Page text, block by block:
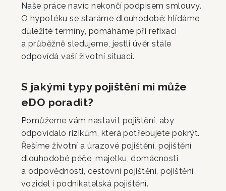
Naše práce navíc nekončí podpisem smlouvy.
O hypotéku se staráme dlouhodobě: hlídáme
důležité termíny, pomáháme při refixaci
a průběžně sledujeme, jestli úvěr stále
odpovídá vaší životní situaci.
S jakými typy pojištění mi může
eDO poradit?
Pomůžeme vám nastavit pojištění, aby
odpovídalo rizikům, která potřebujete pokrýt.
Řešíme životní a úrazové pojištění, pojištění
dlouhodobé péče, majetku, domácnosti
a odpovědnosti, cestovní pojištění, pojištění
vozidel i podnikatelská pojištění.